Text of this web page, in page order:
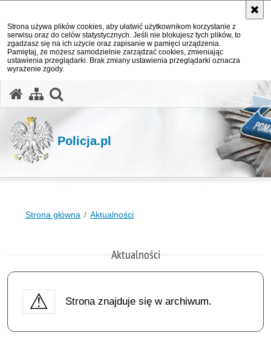
Strona używa plików cookies, aby ułatwić użytkownikom korzystanie z
serwisu oraz do celów statystycznych. Jeśli nie blokujesz tych plików, to
zgadzasz się na ich użycie oraz zapisanie w pamięci urządzenia.
Pamiętaj, że możesz samodzielnie zarządzać cookies, zmieniając
ustawienia przeglądarki. Brak zmiany ustawienia przeglądarki oznacza
wyrażenie zgody.
Policja.pl
Strona główna Aktualności
Aktualności
Strona znajduje się w archiwum.